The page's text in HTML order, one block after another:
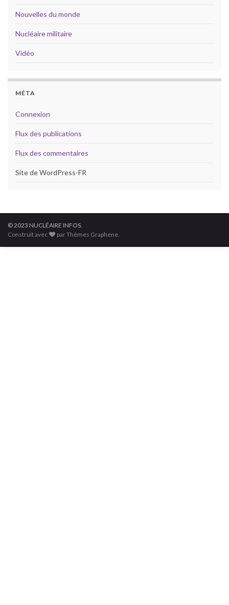
Nouvelles du monde
Nucléaire militaire
Vidéo
MÉTA
Connexion
Flux des publications
Flux des commentaires
Site de WordPress-FR
© 2023 NUCLÉAIRE INFOS.
Construit avec
par Thèmes Graphene.